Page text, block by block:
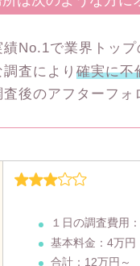
績No.1で業界トッ
査により 確実に不
査後のアフターフ
１日の調査費用：
基本料金：4万円
合計：12万円～